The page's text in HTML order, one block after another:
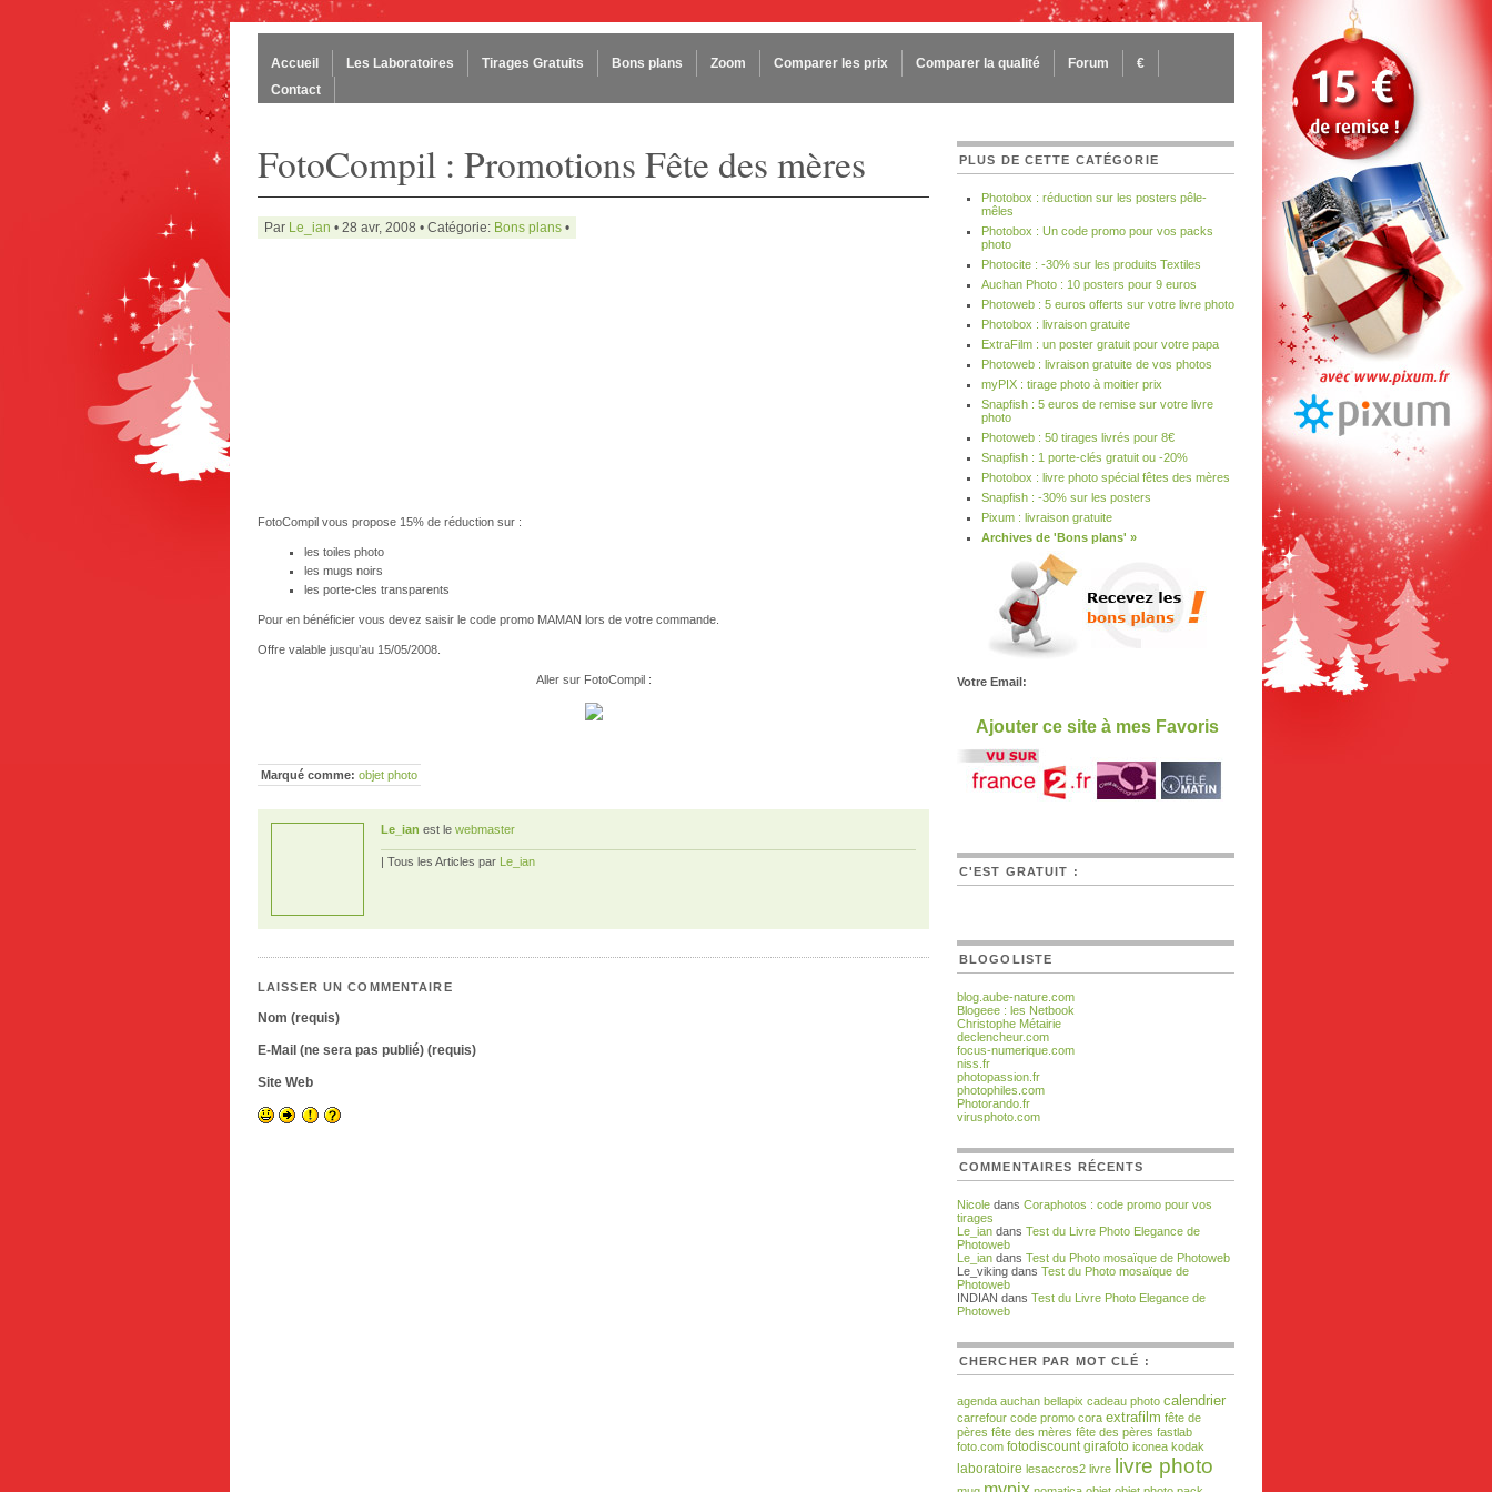
Accueil Les Laboratoires Tirages Gratuits Bons plans Zoom Comparer les prix Comparer la qualité Forum
€
Contact
FotoCompil : Promotions Fête des mères
Par Le_ian • 28 avr, 2008 • Catégorie: Bons plans •
FotoCompil vous propose 15% de réduction sur :
les toiles photo
les mugs noirs
les porte-cles transparents
Pour en bénéficier vous devez saisir le code promo MAMAN lors de votre commande.
Offre valable jusqu’au 15/05/2008.
Aller sur FotoCompil :
Marqué comme: objet photo
Le_ian est le webmaster
| Tous les Articles par Le_ian
LAISSER UN COMMENTAIRE
Nom (requis)
E-Mail (ne sera pas publié) (requis)
Site Web
PLUS DE CETTE CATÉGORIE
Photobox : réduction sur les posters pêle-
mêles
Photobox : Un code promo pour vos packs
photo
Photocite : -30% sur les produits Textiles
Auchan Photo : 10 posters pour 9 euros
Photoweb : 5 euros offerts sur votre livre photo
Photobox : livraison gratuite
ExtraFilm : un poster gratuit pour votre papa
Photoweb : livraison gratuite de vos photos
myPIX : tirage photo à moitier prix
Snapfish : 5 euros de remise sur votre livre
photo
Photoweb : 50 tirages livrés pour 8€
Snapfish : 1 porte-clés gratuit ou -20%
Photobox : livre photo spécial fêtes des mères
Snapfish : -30% sur les posters
Pixum : livraison gratuite
Archives de 'Bons plans' »
Votre Email:
Ajouter ce site à mes Favoris
C'EST GRATUIT :
BLOGOLISTE
blog.aube-nature.com
Blogeee : les Netbook
Christophe Métairie
declencheur.com
focus-numerique.com
niss.fr
photopassion.fr
photophiles.com
Photorando.fr
virusphoto.com
COMMENTAIRES RÉCENTS
Nicole dans Coraphotos : code promo pour vos
tirages
Le_ian dans Test du Livre Photo Elegance de
Photoweb
Le_ian dans Test du Photo mosaïque de Photoweb
Le_viking dans Test du Photo mosaïque de
Photoweb
INDIAN dans Test du Livre Photo Elegance de
Photoweb
CHERCHER PAR MOT CLÉ :
agenda auchan bellapix cadeau photo calendrier
carrefour code promo cora extrafilm fête de
pères fête des mères fête des pères fastlab
foto.com fotodiscount girafoto iconea kodak
laboratoire lesaccros2 livre livre photo